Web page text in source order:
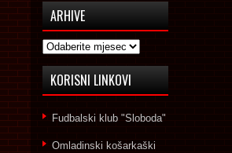
ARHIVE
Arhive
KORISNI LINKOVI
Fudbalski klub "Sloboda"
Omladinski košarkaški